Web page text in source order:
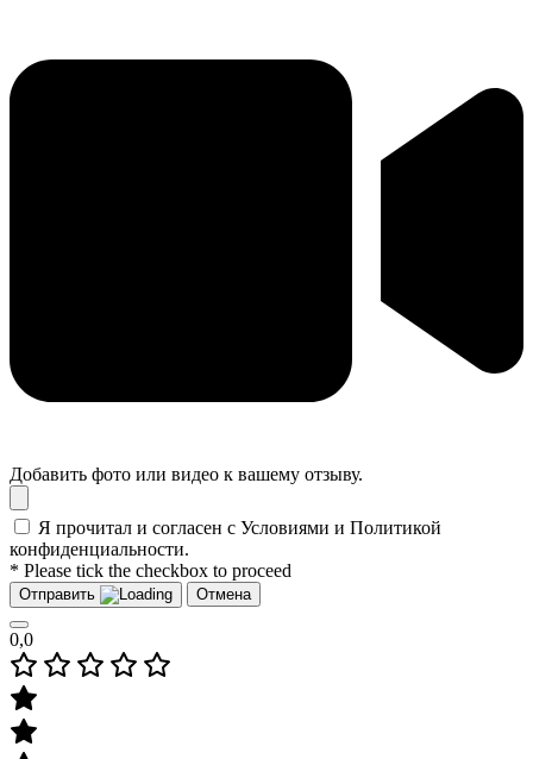
Добавить фото или видео к вашему отзыву.
Я прочитал и согласен с Условиями и Политикой
конфиденциальности.
* Please tick the checkbox to proceed
Отправить Отмена
0,0